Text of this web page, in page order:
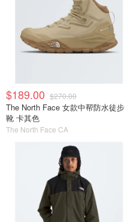
$189.00 $270.00
The North Face 女款中帮防水徒步
靴 卡其色
The North Face CA